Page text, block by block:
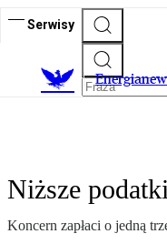
Serwisy
E
Niższe
Koncern zapłaci o jedną